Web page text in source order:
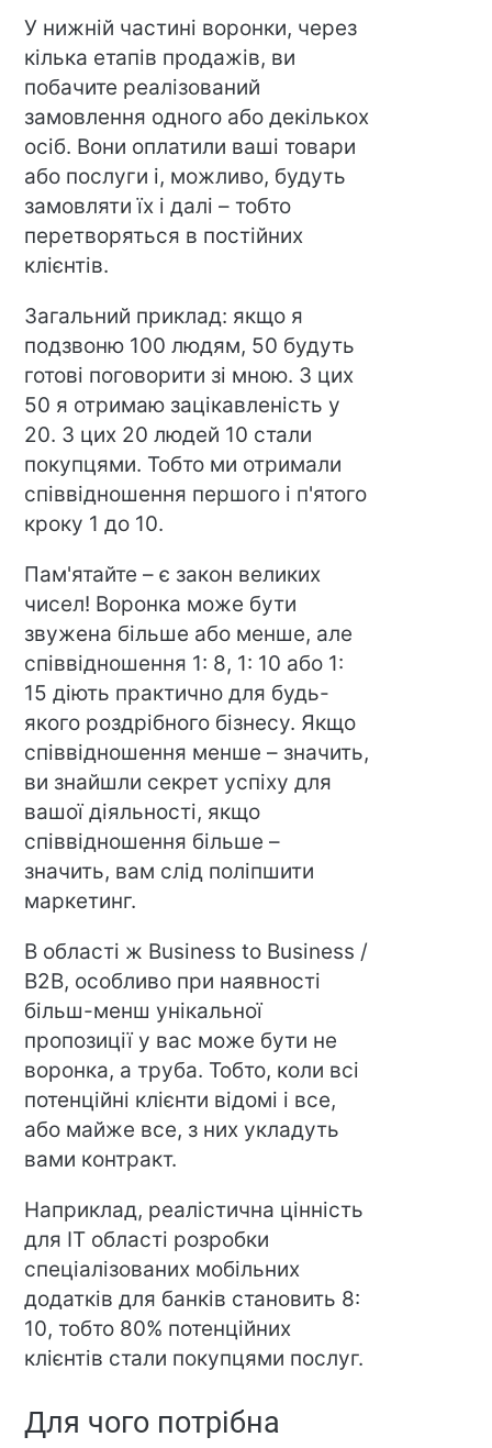
У нижній частині воронки, через
кілька етапів продажів, ви
побачите реалізований
замовлення одного або декількох
осіб. Вони оплатили ваші товари
або послуги і, можливо, будуть
замовляти їх і далі – тобто
перетворяться в постійних
клієнтів.
Загальний приклад: якщо я
подзвоню 100 людям, 50 будуть
готові поговорити зі мною. З цих
50 я отримаю зацікавленість у
20. З цих 20 людей 10 стали
покупцями. Тобто ми отримали
співвідношення першого і п'ятого
кроку 1 до 10.
Пам'ятайте – є закон великих
чисел! Воронка може бути
звужена більше або менше, але
співвідношення 1: 8, 1: 10 або 1:
15 діють практично для будь-
якого роздрібного бізнесу. Якщо
співвідношення менше – значить,
ви знайшли секрет успіху для
вашої діяльності, якщо
співвідношення більше –
значить, вам слід поліпшити
маркетинг.
В області ж Business to Business /
B2B, особливо при наявності
більш-менш унікальної
пропозиції у вас може бути не
воронка, а труба. Тобто, коли всі
потенційні клієнти відомі і все,
або майже все, з них укладуть
вами контракт.
Наприклад, реалістична цінність
для IT області розробки
спеціалізованих мобільних
додатків для банків становить 8:
10, тобто 80% потенційних
клієнтів стали покупцями послуг.
Для чого потрібна